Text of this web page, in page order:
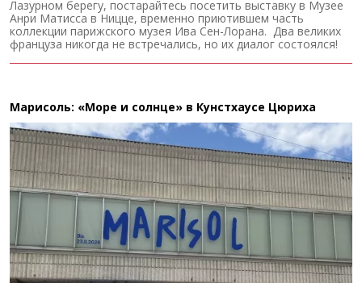
Лазурном берегу, постарайтесь посетить выставку в Музее
Анри Матисса в Ницце, временно приютившем часть
коллекции парижского музея Ива Сен-Лорана. Два великих
француза никогда не встречались, но их диалог состоялся!
Марисоль: «Море и солнце» в Кунстхаусе Цюриха